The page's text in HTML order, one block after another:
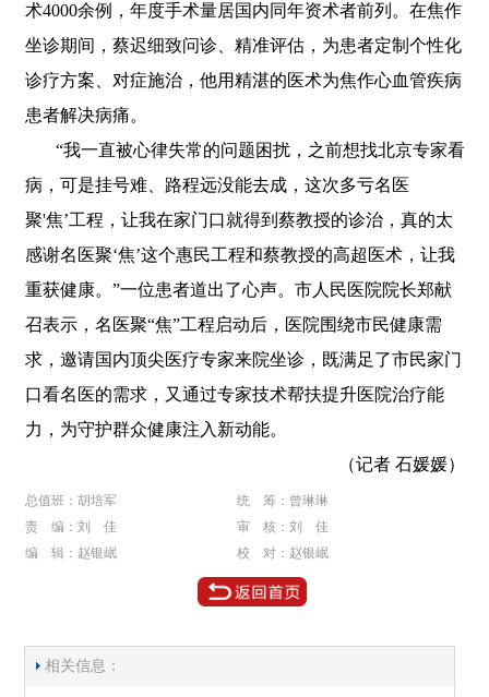
术4000余例，年度手术量居国内同年资术者前列。在焦作
坐诊期间，蔡迟细致问诊、精准评估，为患者定制个性化
诊疗方案、对症施治，他用精湛的医术为焦作心血管疾病
患者解决病痛。
“我一直被心律失常的问题困扰，之前想找北京专家看
病，可是挂号难、路程远没能去成，这次多亏名医
聚'焦’工程，让我在家门口就得到蔡教授的诊治，真的太
感谢名医聚‘焦’这个惠民工程和蔡教授的高超医术，让我
重获健康。”一位患者道出了心声。市人民医院院长郑献
召表示，名医聚“焦”工程启动后，医院围绕市民健康需
求，邀请国内顶尖医疗专家来院坐诊，既满足了市民家门
口看名医的需求，又通过专家技术帮扶提升医院治疗能
力，为守护群众健康注入新动能。
（记者 石媛媛）
总值班：胡培军
统 筹：曾琳琳
责 编：刘 佳
审 核：刘 佳
编 辑：赵银岷
校 对：赵银岷
相关信息：